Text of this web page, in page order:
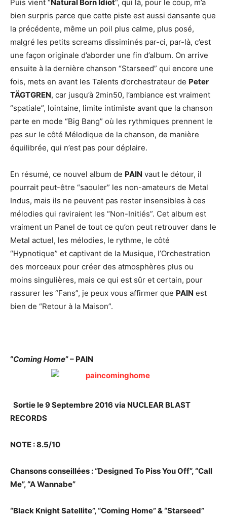
Puis vient “ Natural Born Idiot“, qui là, pour le coup, m’a
bien surpris parce que cette piste est aussi dansante que
la précédente, même un poil plus calme, plus posé,
malgré les petits screams dissiminés par-ci, par-là, c’est
une façon originale d’aborder une fin d’album. On arrive
ensuite à la dernière chanson “Starseed” qui encore une
fois, mets en avant les Talents d’orchestrateur de Peter
TÄGTGREN, car jusqu’à 2min50, l’ambiance est vraiment
“spatiale”, lointaine, limite intimiste avant que la chanson
parte en mode “Big Bang” où les rythmiques prennent le
pas sur le côté Mélodique de la chanson, de manière
équilibrée, qui n’est pas pour déplaire.
En résumé, ce nouvel album de PAIN vaut le détour, il
pourrait peut-être “saouler” les non-amateurs de Metal
Indus, mais ils ne peuvent pas rester insensibles à ces
mélodies qui raviraient les “Non-Initiés”. Cet album est
vraiment un Panel de tout ce qu’on peut retrouver dans le
Metal actuel, les mélodies, le rythme, le côté
“Hypnotique” et captivant de la Musique, l’Orchestration
des morceaux pour créer des atmosphères plus ou
moins singulières, mais ce qui est sûr et certain, pour
rassurer les “Fans”, je peux vous affirmer que PAIN est
bien de “Retour à la Maison”.
“Coming Home” – PAIN
Sortie le 9 Septembre 2016 via NUCLEAR BLAST
RECORDS
NOTE : 8.5/10
Chansons conseillées : “Designed To Piss You Off”, “Call
Me”, “A Wannabe”
“Black Knight Satellite”, “Coming Home” & “Starseed”